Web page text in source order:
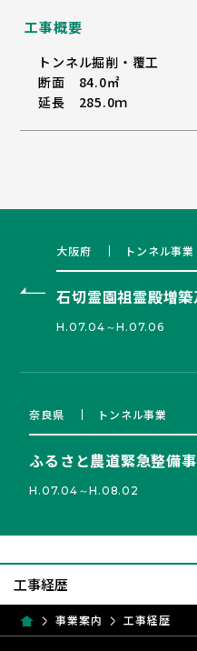
工事概要
トンネル掘削・覆工
断面 84.0㎡
延長 285.0ｍ
大阪府 トンネル事業
石切霊園祖霊殿増
H.07.04～H.07.06
奈良県 トンネル事業
ふるさと農道緊急整備
H.07.04～H.08.02
事業案内 工事経歴